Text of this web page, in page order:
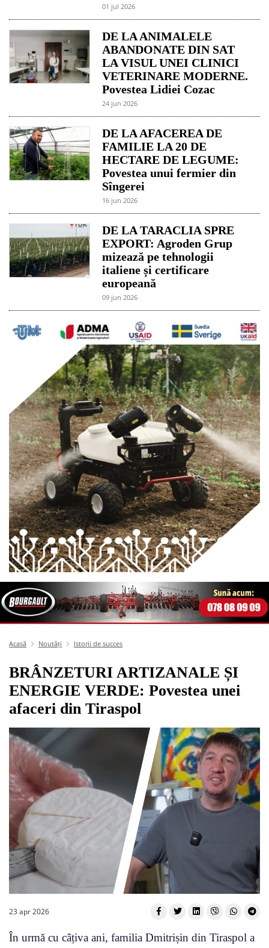
01 jul 2026
DE LA ANIMALELE
ABANDONATE DIN SAT
LA VISUL UNEI CLINICI
VETERINARE MODERNE.
Povestea Lidiei Cozac
24 jun 2026
DE LA AFACEREA DE
FAMILIE LA 20 DE
HECTARE DE LEGUME:
Povestea unui fermier din
Sîngerei
16 jun 2026
DE LA TARACLIA SPRE
EXPORT: Agroden Grup
mizează pe tehnologii
italiene și certificare
europeană
09 jun 2026
Acasă Noutăți Istorii de succes
BRÂNZETURI ARTIZANALE ȘI
ENERGIE VERDE: Povestea unei
afaceri din Tiraspol
23 apr 2026
În urmă cu câțiva ani, familia Dmitrișin din Tiraspol a